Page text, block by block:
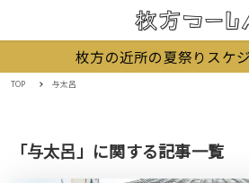
枚方の近所の夏祭りスケ
TOP 与太呂
「与太呂」に関する記事一覧